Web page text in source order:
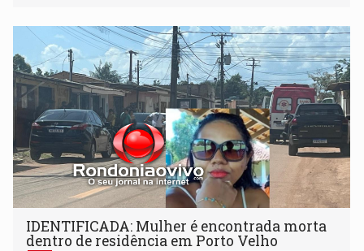
territoriais e sociais
IDENTIFICADA: Mulher é encontrada morta
dentro de residência em Porto Velho